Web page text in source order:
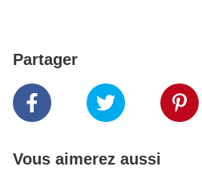
Partager
Vous aimerez aussi